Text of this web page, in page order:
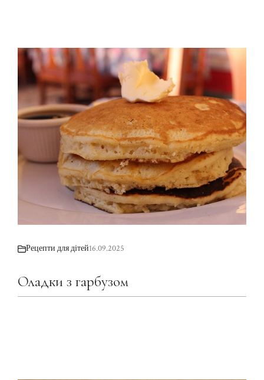
Рецепти для дітей16.09.2025
Оладки з гарбузом